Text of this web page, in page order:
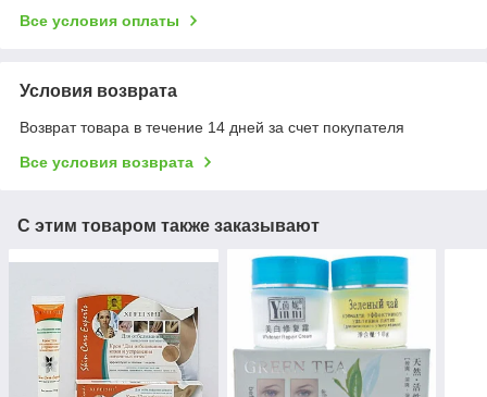
Все условия оплаты
Условия возврата
Возврат товара в течение 14 дней за счет покупателя
Все условия возврата
С этим товаром также заказывают